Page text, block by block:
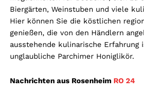
Biergärten, Weinstuben und viele
Hier können Sie die köstlichen
genießen, die von den Händlern
ausstehende kulinarische Erfahrung
unglaubliche Parchimer Honiglikör.
Nachrichten aus Rosenheim RO 24